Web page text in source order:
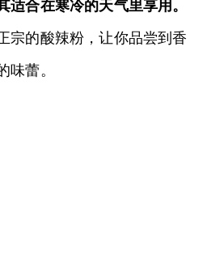
适合在寒冷的天气里享用。
宗的酸辣粉，让你品尝到香
味蕾。